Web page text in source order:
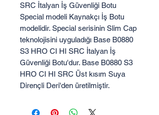
SRC İtalyan İş Güvenliği Botu
Special modeli Kaynakçı İş Botu
modelidir. Special serisinin Slim Cap
teknolojisini uyguladığı Base B0880
S3 HRO CI HI SRC İtalyan İş
Güvenliği Botu'dur. Base B0880 S3
HRO CI HI SRC Üst kısım Suya
Dirençli Deri'den üretilmiştir.